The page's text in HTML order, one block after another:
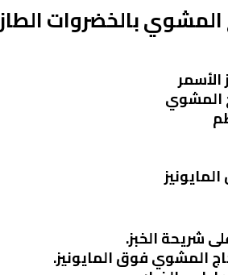
بالخضروات
المشوي
شريحة الخبز.
المشوي فوق المايونيز.